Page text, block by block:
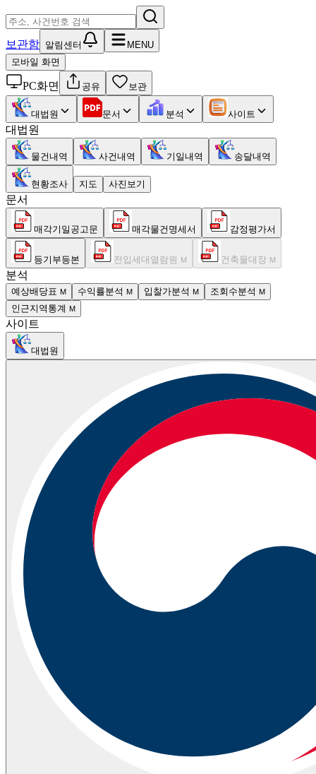
보관함 알림센터
MENU
모바일 화면
PC화면 공유 보관
대법원 문서 분석 사이트
대법원
물건내역 사건내역 기일내역 송달내역
현황조사 지도 사진보기
문서
매각기일공고문 매각물건명세서 감정평가서
등기부등본 전입세대열람원 M 건축물대장 M
분석
예상배당표 M 수익률분석 M 입찰가분석 M 조회수분석 M
인근지역통계 M
사이트
대법원